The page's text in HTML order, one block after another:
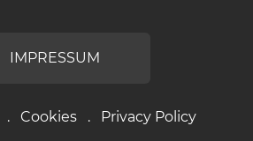
Cookies Privacy Policy
IMPRESSUM